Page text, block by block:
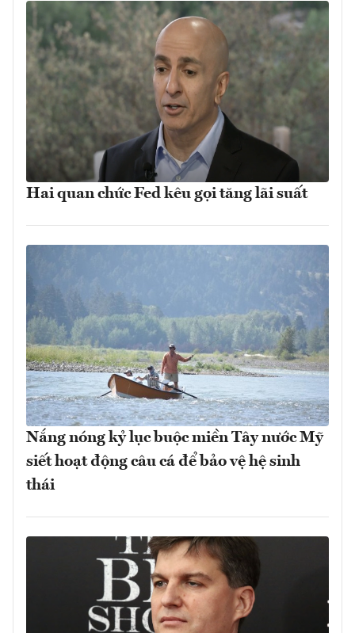
Hai quan chức Fed kêu gọi tăng lãi suất
Nắng nóng kỷ lục buộc miền Tây nước Mỹ
siết hoạt động câu cá để bảo vệ hệ sinh
thái